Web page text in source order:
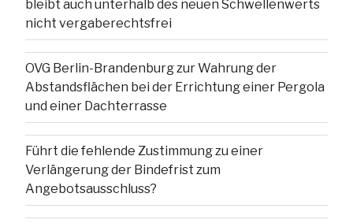
bleibt auch unterhalb des neuen Schwellenwerts
nicht vergaberechtsfrei
OVG Berlin-Brandenburg zur Wahrung der
Abstandsflächen bei der Errichtung einer Pergola
und einer Dachterrasse
Führt die fehlende Zustimmung zu einer
Verlängerung der Bindefrist zum
Angebotsausschluss?